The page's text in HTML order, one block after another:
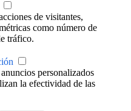
de visitantes,
como número de
tráfico.
personalizados
la efectividad de las